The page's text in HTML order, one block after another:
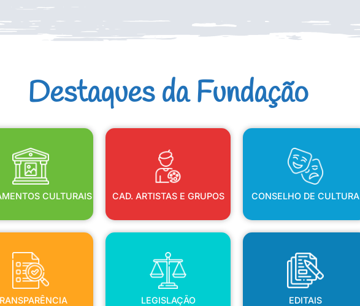
Destaques da Fundação
CULTURAIS
CULTURAIS
CAD. ARTISTAS E GRUPOS
CAD. ARTISTAS E GRUPOS
CONSELHO DE CULTURA
CONSELHO DE CULTURA
LEGISLAÇÃO
LEGISLAÇÃO
EDITAIS
EDITAIS